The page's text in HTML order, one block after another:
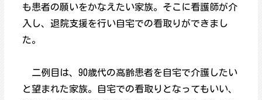
も患者の願いをかなえたい家族。そこに看護師が介
入し、退院支援を行い自宅での看取りができまし
た。
二例目は、90歳代の高齢患者を自宅で介護したい
と望まれた家族。自宅での看取りとなってもいい、